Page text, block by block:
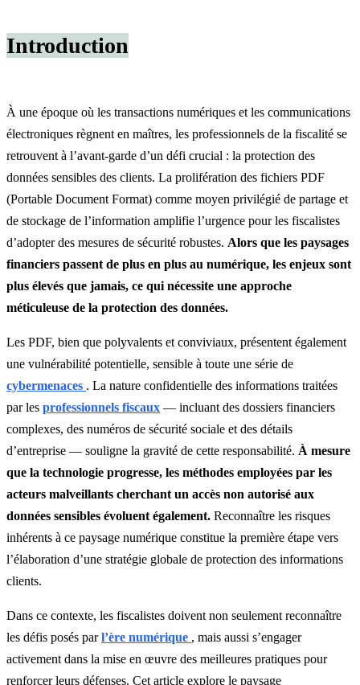
Introduction
À une époque où les transactions numériques et les communications
électroniques règnent en maîtres, les professionnels de la fiscalité se
retrouvent à l’avant-garde d’un défi crucial : la protection des
données sensibles des clients. La prolifération des fichiers PDF
(Portable Document Format) comme moyen privilégié de partage et
de stockage de l’information amplifie l’urgence pour les fiscalistes
d’adopter des mesures de sécurité robustes. Alors que les paysages
financiers passent de plus en plus au numérique, les enjeux sont
plus élevés que jamais, ce qui nécessite une approche
méticuleuse de la protection des données.
Les PDF, bien que polyvalents et conviviaux, présentent également
une vulnérabilité potentielle, sensible à toute une série de
cybermenaces . La nature confidentielle des informations traitées
par les professionnels fiscaux — incluant des dossiers financiers
complexes, des numéros de sécurité sociale et des détails
d’entreprise — souligne la gravité de cette responsabilité. À mesure
que la technologie progresse, les méthodes employées par les
acteurs malveillants cherchant un accès non autorisé aux
données sensibles évoluent également. Reconnaître les risques
inhérents à ce paysage numérique constitue la première étape vers
l’élaboration d’une stratégie globale de protection des informations
clients.
Dans ce contexte, les fiscalistes doivent non seulement reconnaître
les défis posés parl’ère numérique , mais aussi s’engager
activement dans la mise en œuvre des meilleures pratiques pour
renforcer leurs défenses. Cet article explore le paysage